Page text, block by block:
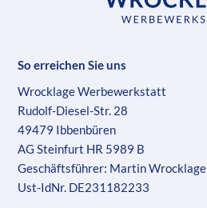
So erreichen Sie uns
Wrocklage Werbewerkstatt
Rudolf-Diesel-Str. 28
49479 Ibbenbüren
AG Steinfurt HR 5989 B
Geschäftsführer: Martin Wrocklage
Ust-IdNr. DE231182233